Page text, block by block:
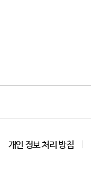
개인 정보 처리 방침